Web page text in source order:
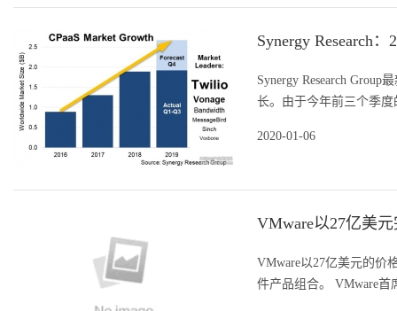
Synergy Research
Synergy Research Group
长。由于今年前三个季度
2020-01-06
VMware以27亿美
VMware以27亿美元的价
件产品组合。 VMware首